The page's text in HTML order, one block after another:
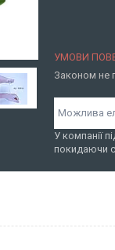
Законом не
У компанії
покидаючи